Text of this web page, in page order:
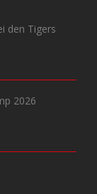
den Tigers
2026